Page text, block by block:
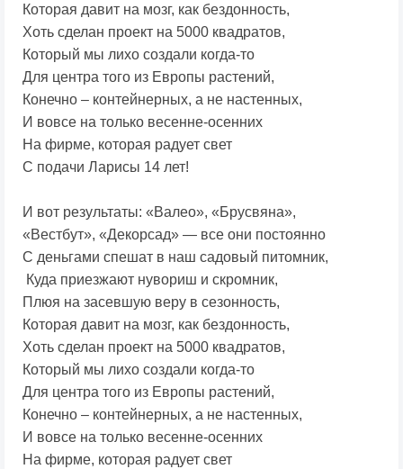
Которая давит на мозг, как бездонность,
Хоть сделан проект на 5000 квадратов,
Который мы лихо создали когда-то
Для центра того из Европы растений,
Конечно – контейнерных, а не настенных,
И вовсе на только весенне-осенних
На фирме, которая радует свет
С подачи Ларисы 14 лет!
И вот результаты: «Валео», «Брусвяна»,
«Вестбут», «Декорсад» — все они постоянно
С деньгами спешат в наш садовый питомник,
Куда приезжают нувориш и скромник,
Плюя на засевшую веру в сезонность,
Которая давит на мозг, как бездонность,
Хоть сделан проект на 5000 квадратов,
Который мы лихо создали когда-то
Для центра того из Европы растений,
Конечно – контейнерных, а не настенных,
И вовсе на только весенне-осенних
На фирме, которая радует свет